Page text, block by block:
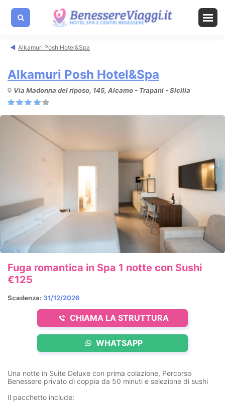
Alkamuri Posh Hotel&Spa
Alkamuri Posh Hotel&Spa
Via Madonna del riposo, 145, Alcamo - Trapani - Sicilia
CHIAMA LA STRUTTURA
WHATSAPP
Scadenza: 31/12/2026
Fuga romantica in Spa 1 notte con Sushi
€125
Una notte in Suite Deluxe con prima colazione, Percorso
Benessere privato di coppia da 50 minuti e selezione di sushi
Il pacchetto include: